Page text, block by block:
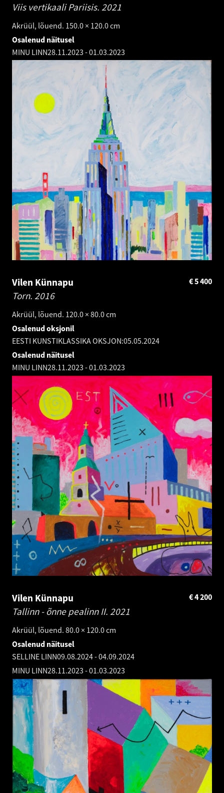
Viis vertikaali Pariisis. 2021
Akrüül, lõuend. 150.0 × 120.0 cm
Osalenud näitusel
MINU LINN28.11.2023 -01.03.2023
Vilen Künnapu
Torn. 2016
Akrüül, lõuend. 120.0 × 80.0 cm
5 400
€
Osalenud oksjonil
EESTI KUNSTIKLASSIKA OKSJON:05.05.2024
Osalenud näitusel
MINU LINN28.11.2023 -01.03.2023
Vilen Künnapu
Tallinn - õnne pealinn II. 2021
Akrüül, lõuend. 80.0 × 120.0 cm
4 200
€
Osalenud näitusel
SELLINE LINN09.08.2024-04.09.2024
MINU LINN28.11.2023 -01.03.2023